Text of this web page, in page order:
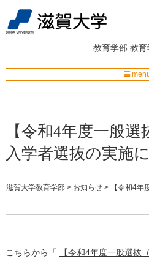
教育学部 教育
【令和4年度一般選
入学者選抜の実施
滋賀大学教育学部 > お知らせ >
【令和4
こちらから「
【令和4年度一般選抜